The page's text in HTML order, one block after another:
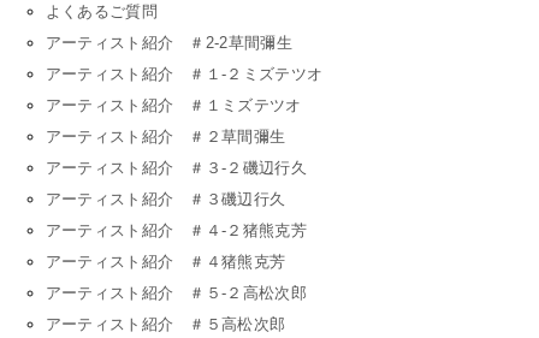
よくあるご質問
アーティスト紹介 ＃2-2草間彌生
アーティスト紹介 ＃１-２ミズテツオ
アーティスト紹介 ＃１ミズテツオ
アーティスト紹介 ＃２草間彌生
アーティスト紹介 ＃３-２磯辺行久
アーティスト紹介 ＃３磯辺行久
アーティスト紹介 ＃４-２猪熊克芳
アーティスト紹介 ＃４猪熊克芳
アーティスト紹介 ＃５-２高松次郎
アーティスト紹介 ＃５高松次郎